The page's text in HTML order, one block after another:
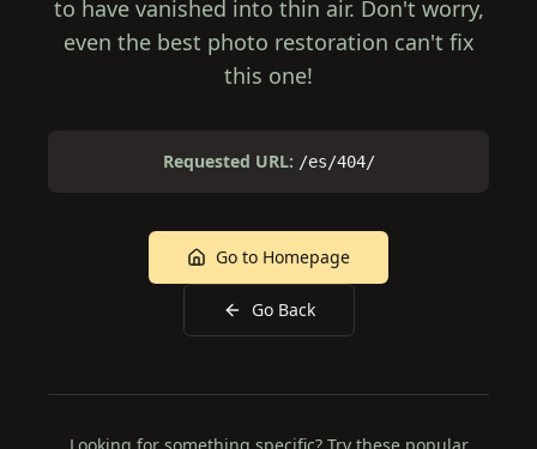
to have vanished into thin air. Don't worry,
even the best photo restoration can't fix
this one!
Requested URL: /es/404/
Go to Homepage
Go Back